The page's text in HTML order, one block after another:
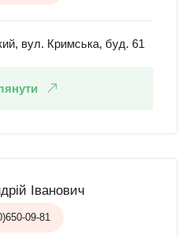
вул. Кримська, буд. 61
Іванович
09-81